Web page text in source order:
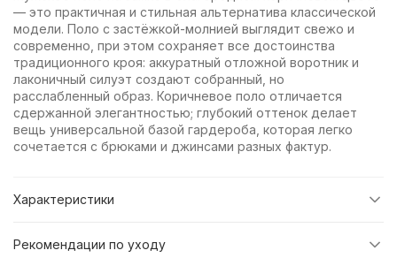
— это практичная и стильная альтернатива классической
модели. Поло с застёжкой-молнией выглядит свежо и
современно, при этом сохраняет все достоинства
традиционного кроя: аккуратный отложной воротник и
лаконичный силуэт создают собранный, но
расслабленный образ. Коричневое поло отличается
сдержанной элегантностью; глубокий оттенок делает
вещь универсальной базой гардероба, которая легко
сочетается с брюками и джинсами разных фактур.
Характеристики
Рекомендации по уходу